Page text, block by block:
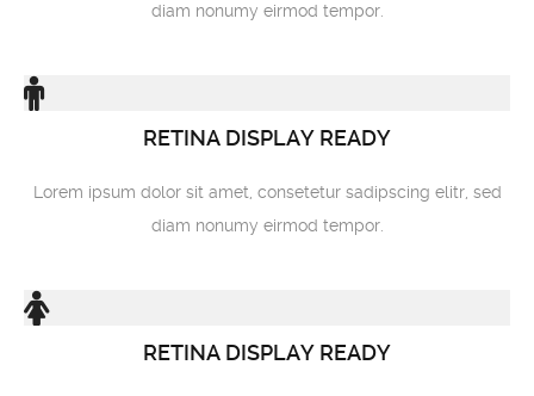
diam nonumy eirmod tempor.
RETINA DISPLAY READY
Lorem ipsum dolor sit amet, consetetur sadipscing elitr, sed
diam nonumy eirmod tempor.
RETINA DISPLAY READY